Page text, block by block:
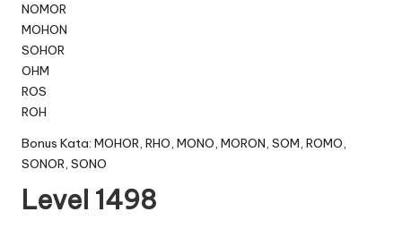
NOMOR
MOHON
SOHOR
OHM
ROS
ROH
Bonus Kata: MOHOR, RHO, MONO, MORON, SOM, ROMO,
SONOR, SONO
Level 1498